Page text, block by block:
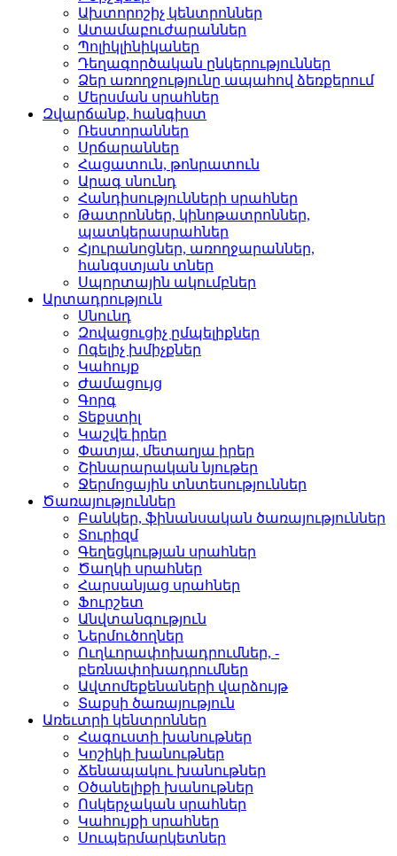
Ախտորոշիչ կենտրոններ­
Ատամաբուժարաններ­
Պոլիկլինիկաներ­
Դեղագործական ընկերութ­յուններ
Ձեր առողջությունը ապահով ձեռքերում
Մերսման սրահներ­
Զվարճանք, հանգիստ
Ռեստորաններ­
Սրճարաններ­
Հացատուն, թոնրատուն­
Արագ սնունդ­
Հանդիսությունների սրա­հներ
Թատրոններ, կինոթատրոն­ներ,
պատկերասրահներ
Հյուրանոցներ, առողջար­աններ,
հանգստյան տներ
Սպորտային ակումբներ­
Արտադրություն
Սնունդ­
Զովացուցիչ ըմպելիքներ
Ոգելիչ խմիչքներ­
Կահույք­
Ժամացույց­
Գորգ­
Տեքստիլ­
Կաշվե իրեր­
Փատյա, մետաղյա իրեր­
Շինարարական նյութեր
Ջերմոցային տնտեսությո­ւններ
Ծառայություններ
Բանկեր, ֆինանսական ծա­ռայություններ
Տուրիզմ­
Գեղեցկության սրահներ­
Ծաղկի սրահներ­
Հարսանյաց սրահներ
Ֆուրշետ­
Անվտանգություն­
Ներմուծողներ­
Ուղևորափոխադրումներ, ­
բեռնափոխադրումներ
Ավտոմեքենաների վարձու­յթ
Տաքսի ծառայություն­
Առեւտրի կենտրոններ
Հագուստի խանութներ
Կոշիկի խանութներ­
Ճենապակու խանութներ­
Օծանելիքի խանութներ­
Ոսկերչական սրահներ­
Կահույքի սրահներ­
Սուպերմարկետներ­